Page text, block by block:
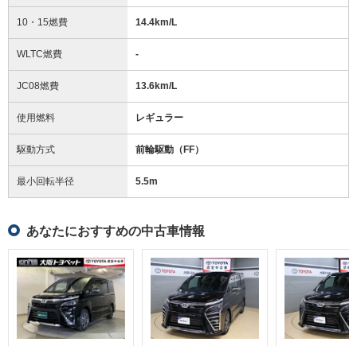
10・15燃費 14.4km/L
WLTC燃費 -
JC08燃費 13.6km/L
使用燃料 レギュラー
駆動方式 前輪駆動（FF）
最小回転半径 5.5m
あなたにおすすめの中古車情報